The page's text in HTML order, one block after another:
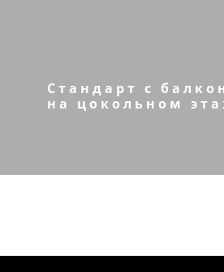
Стандарт с
на цокольном